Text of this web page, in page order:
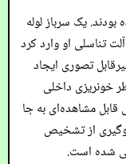
بودند. یک سرباز لوله
تناسلی او وارد کرد
تصوری ایجاد
خونریزی داخلی
قابل مشاهده‌ای به جا
از تشخیص
شده است.